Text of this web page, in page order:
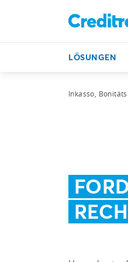
LÖSUNGEN
Inkasso,